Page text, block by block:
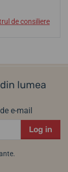
de consiliere
lumea
e-mail
Log in